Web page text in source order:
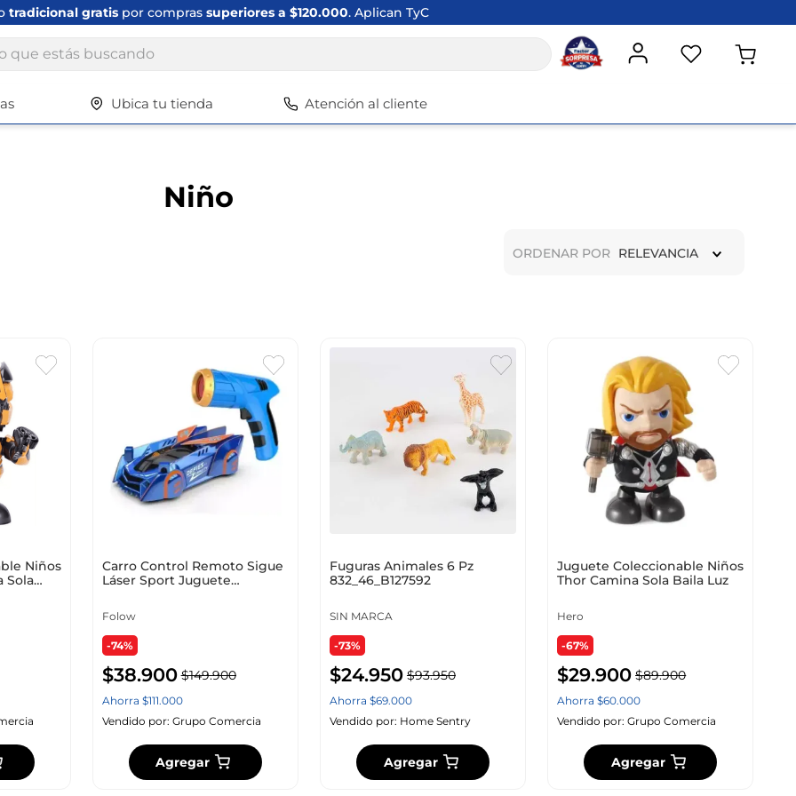
tradicional gratispor compras superiores a $120.000. Aplican TyC
estás buscando
Ubica tu tienda Atención al cliente
Niño
ORDENAR POR RELEVANCIA
Niños
Sola
Carro Control Remoto Sigue
Láser Sport Juguete
Folow
-74%
$38.900 $149.900
Ahorra $111.000
Vendido por: Grupo Comercia
Agregar
Fuguras Animales 6 Pz
832_46_B127592
SIN MARCA
-73%
$24.950 $93.950
Ahorra $69.000
Vendido por: Home Sentry
Agregar
Juguete Coleccionable Niños
Thor Camina Sola Baila Luz
Hero
-67%
$29.900 $89.900
Ahorra$60.000
Vendido por:Grupo Comercia
Agregar
Términos más buscados
8.